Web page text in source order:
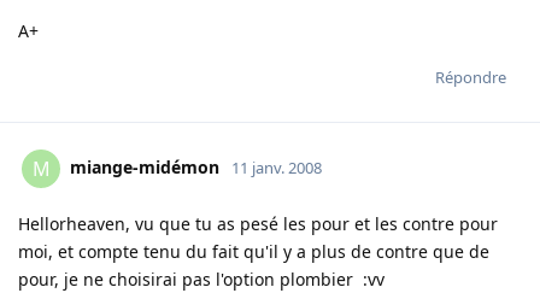
A+
Répondre
M miange-midémon 11 janv. 2008
Hellorheaven, vu que tu as pesé les pour et les contre pour
moi, et compte tenu du fait qu'il y a plus de contre que de
pour, je ne choisirai pas l'option plombier :vv